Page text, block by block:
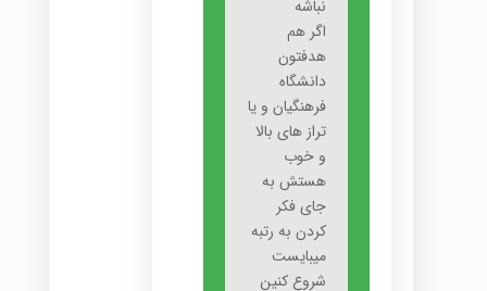
نباشه
اگر هم
هدفتون
دانشگاه
فرهنگیان و یا
تراز های بالا
و خوب
هستش به
جای فکر
کردن به رتبه
میبایست
شروع کنین